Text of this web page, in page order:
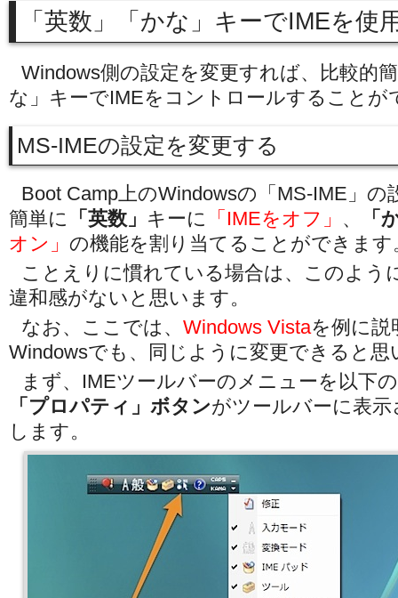
「英数」「かな」キーでIMEを使
Windows側の設定を変更すれば、比較的
な」キーでIMEをコントロールすることが
MS-IMEの設定を変更する
Boot Camp上のWindowsの「MS-IME」の
簡単に
「英数」 キーに 「IMEをオフ」 、
「
オン」 の機能を割り当てることができます
ことえりに慣れている場合は、このよう
違和感がないと思います。
なお、ここでは、 Windows Vistaを例に説
Windowsでも、同じように変更できると思
まず、IMEツールバーのメニューを以下
「プロパティ」ボタンがツールバーに表
します。